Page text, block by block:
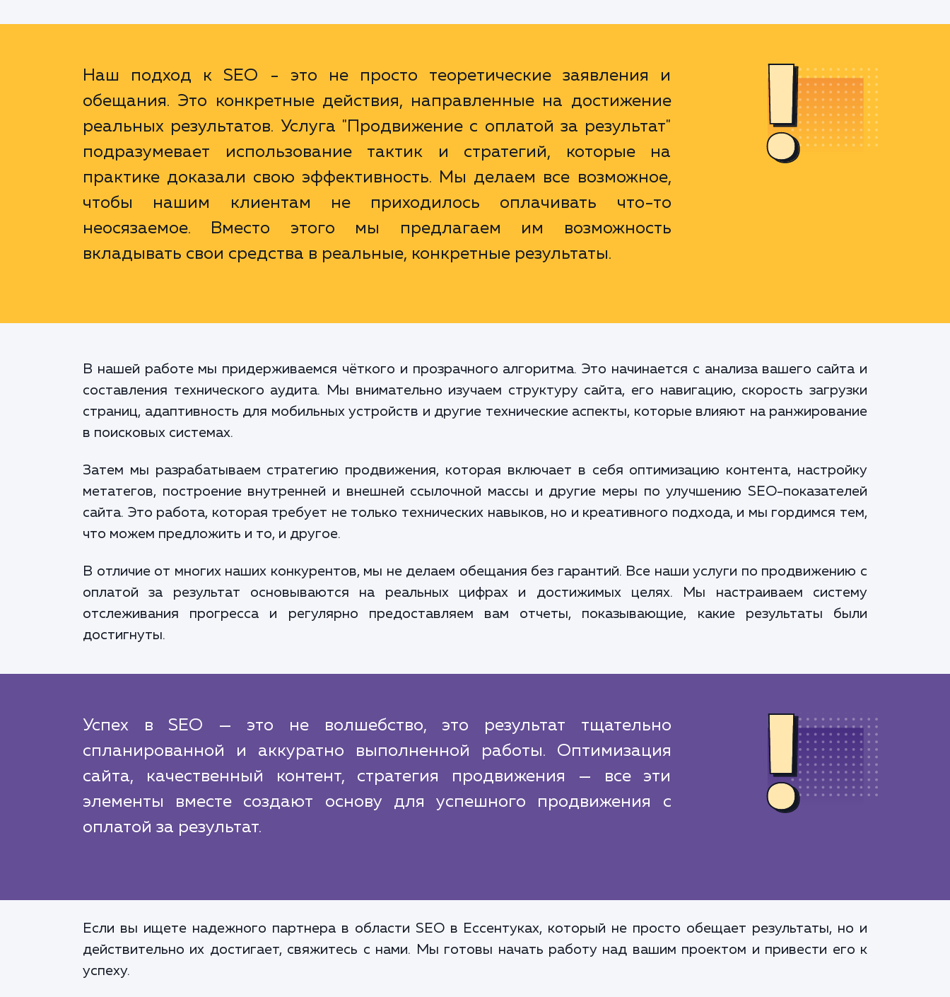
Наш подход к SEO - это не просто теоретические заявления и
обещания. Это конкретные действия, направленные на достижение
реальных результатов. Услуга "Продвижение с оплатой за результат"
подразумевает использование тактик и стратегий, которые на
практике доказали свою эффективность. Мы делаем все возможное,
чтобы нашим клиентам не приходилось оплачивать что-то
неосязаемое. Вместо этого мы предлагаем им возможность
вкладывать свои средства в реальные, конкретные результаты.
В нашей работе мы придерживаемся чёткого и прозрачного алгоритма. Это начинается с анализа вашего сайта и
составления технического аудита. Мы внимательно изучаем структуру сайта, его навигацию, скорость загрузки
страниц, адаптивность для мобильных устройств и другие технические аспекты, которые влияют на ранжирование
в поисковых системах.
Затем мы разрабатываем стратегию продвижения, которая включает в себя оптимизацию контента, настройку
метатегов, построение внутренней и внешней ссылочной массы и другие меры по улучшению SEO-показателей
сайта. Это работа, которая требует не только технических навыков, но и креативного подхода, и мы гордимся тем,
что можем предложить и то, и другое.
В отличие от многих наших конкурентов, мы не делаем обещания без гарантий. Все наши услуги по продвижению с
оплатой за результат основываются на реальных цифрах и достижимых целях. Мы настраиваем систему
отслеживания прогресса и регулярно предоставляем вам отчеты, показывающие, какие результаты были
достигнуты.
Успех в SEO — это не волшебство, это результат тщательно
спланированной и аккуратно выполненной работы. Оптимизация
сайта, качественный контент, стратегия продвижения — все эти
элементы вместе создают основу для успешного продвижения с
оплатой за результат.
Если вы ищете надежного партнера в области SEO в Ессентуках, который не просто обещает результаты, но и
действительно их достигает, свяжитесь с нами. Мы готовы начать работу над вашим проектом и привести его к
успеху.